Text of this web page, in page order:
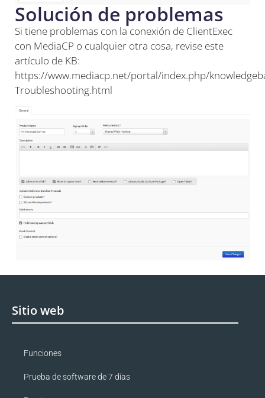
Solución de problemas
Si tiene problemas con la conexión de ClientExec
con MediaCP o cualquier otra cosa, revise este
artículo de KB:
https://www.mediacp.net/portal/index.php/
Troubleshooting.html
Sitio web
Funciones
Prueba de software de 7 días